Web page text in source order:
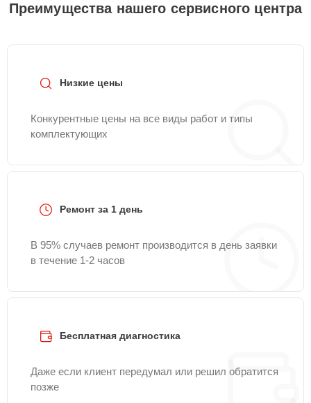
Преимущества нашего сервисного центра
Низкие цены
Конкурентные цены на все виды работ и типы
комплектующих
Ремонт за 1 день
В 95% случаев ремонт производится в день заявки
в течение 1-2 часов
Бесплатная диагностика
Даже если клиент передумал или решил обратится
позже